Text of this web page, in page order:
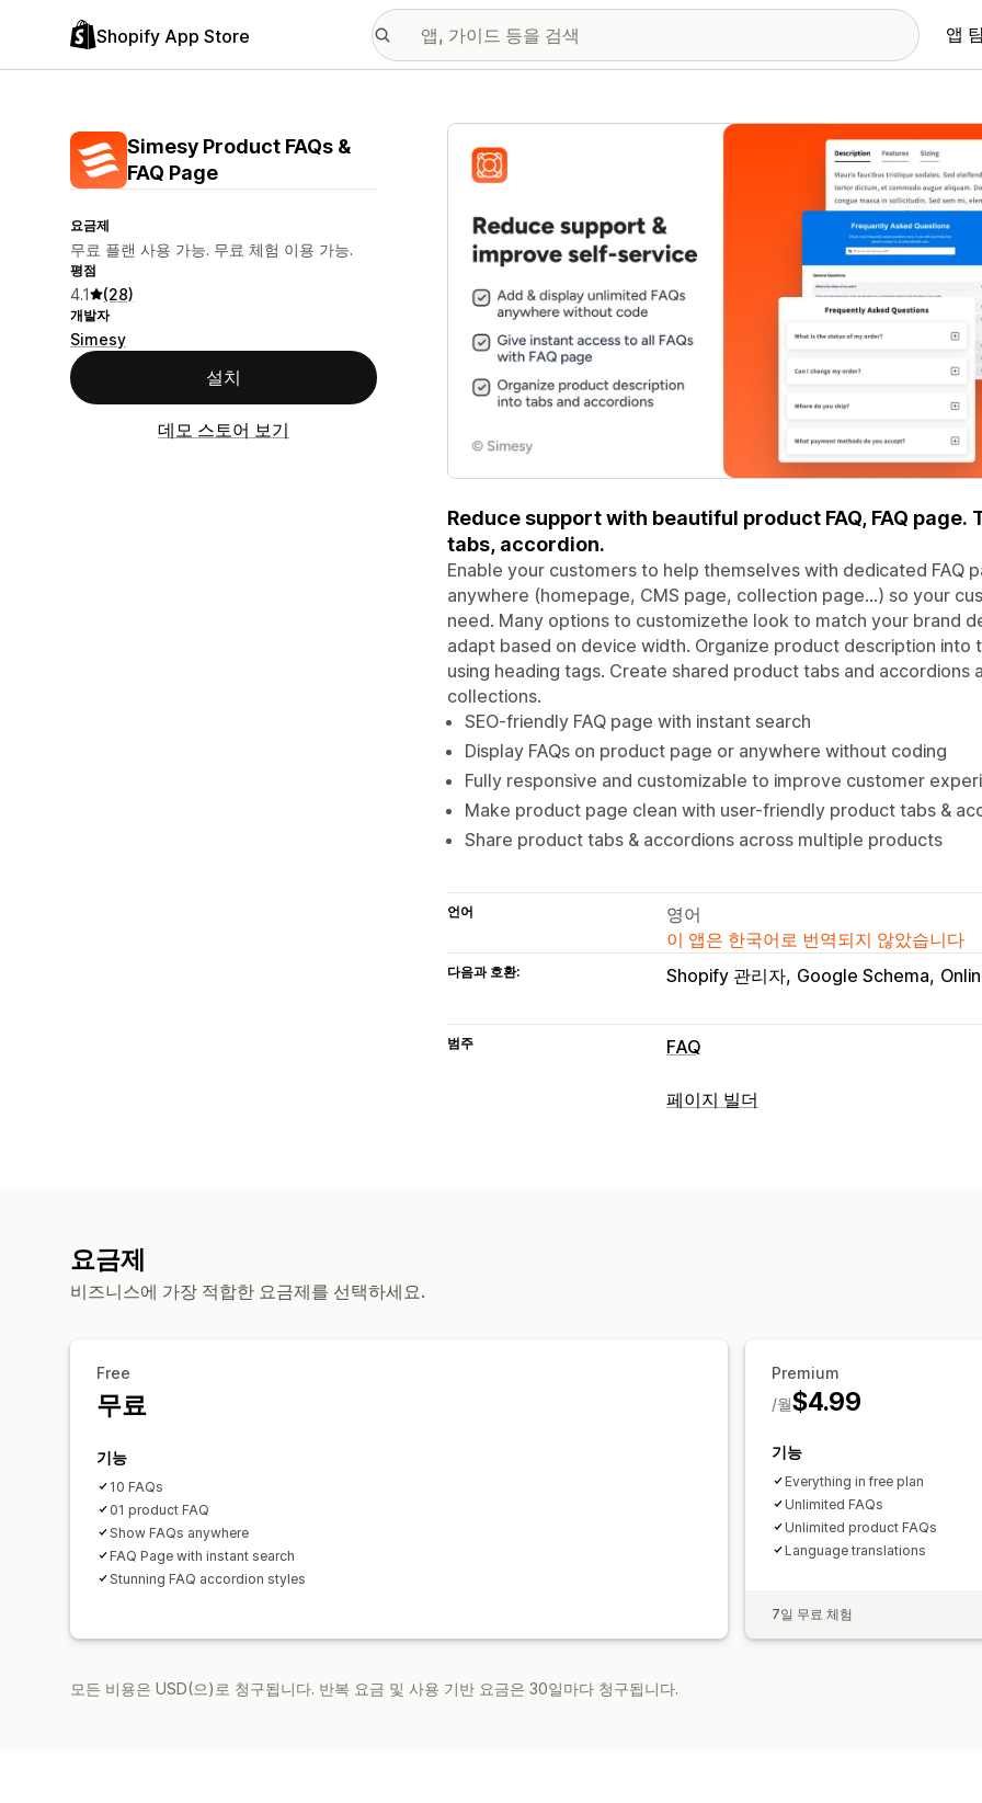
Shopify App Store 앱
Simesy Product FAQs &
FAQ Page
요금제
무료 플랜 사용 가능. 무료 체험 이용 가능.
평점
4.1 (28)
개발자
Simesy
설치
데모 스토어 보기
추천 이미지 갤러리
Reduce support with beautiful product FAQ, FAQ
tabs, accordion.
Enable your customers to help themselves with dedicated FAQ
anywhere (homepage, CMS page, collection page...) so your
need. Many options to customizethe look to match your brand
adapt based on device width. Organize product description into
using heading tags. Create shared product tabs and accordions
collections.
SEO-friendly FAQ page with instant search
Display FAQs on product page or anywhere without coding
Fully responsive and customizable to improve customer
Make product page clean with user-friendly product tabs &
Share product tabs & accordions across multiple products
언어
영어
이 앱은 한국어로 번역되지 않았습니다
다음과 호환: Shopify 관리자 Google Schema
범주 FAQ
편집 도구
페이지 빌더
요금제
비즈니스에 가장 적합한 요금제를 선택하세요.
Free
무료
기능
10 FAQs
01 product FAQ
Show FAQs anywhere
FAQ Page with instant search
Stunning FAQ accordion styles
Premium
$4.99
/월
기능
Everything in free plan
Unlimited FAQs
Unlimited product FAQs
Language translations
7일 무료 체험
모든 비용은 USD(으)로 청구됩니다. 반복 요금 및 사용 기반 요금은 30일마다 청구됩니다.